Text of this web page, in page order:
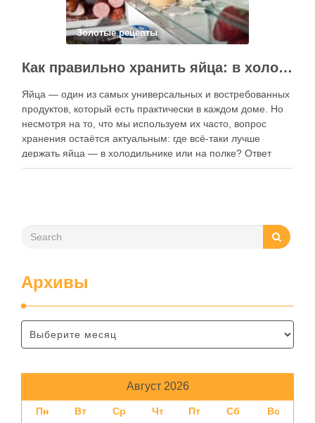
Золотые рецепты
Как правильно хранить яйца: в холодильнике или на полке?
Яйца — один из самых универсальных и востребованных
продуктов, который есть практически в каждом доме. Но
несмотря на то, что мы используем их часто, вопрос
хранения остаётся актуальным: где всё-таки лучше
держать яйца — в холодильнике или на полке? Ответ
зависит от нескольких факторов, включая температуру
Архивы
Август 2026
Пн Вт Ср Чт Пт Сб
Вс